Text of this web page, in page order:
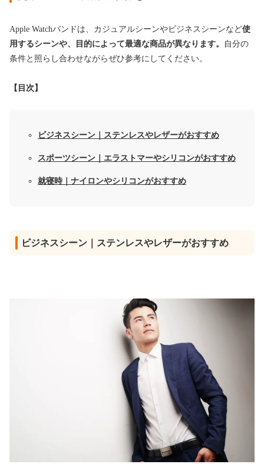
Apple Watchバンドは、カジュアルシーンやビジネスシーンなど使
用するシーンや、目的によって最適な商品が異なります。
自分の
条件と照らし合わせながらぜひ参考にしてください。
【目次】
ビジネスシーン｜ステンレスやレザーがおすすめ
スポーツシーン｜エラストマーやシリコンがおすすめ
就寝時｜ナイロンやシリコンがおすすめ
ビジネスシーン｜ステンレスやレザーがおすすめ